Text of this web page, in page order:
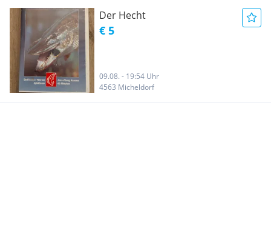
Der Hecht
€ 5
09.08. - 19:54 Uhr
4563 Micheldorf